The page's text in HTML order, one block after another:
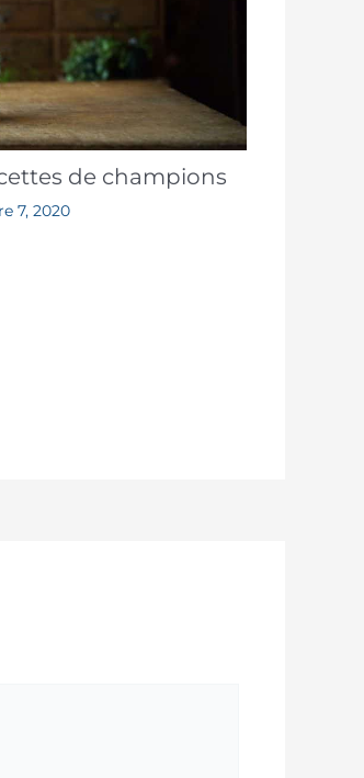
de champions
7, 2020